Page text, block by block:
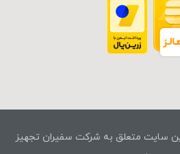
سایت متعلق به شرکت سفیران تجهیز